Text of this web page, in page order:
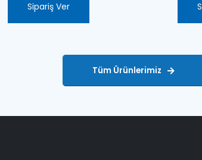
Sipariş Ver
Tüm Ürünlerimiz